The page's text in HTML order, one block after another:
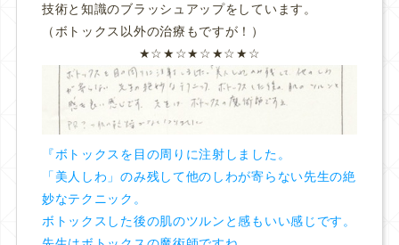
技術と知識のブラッシュアップをしています。
（ボトックス以外の治療もですが！）
★☆★☆★☆★☆★☆
『ボトックスを目の周りに注射しました。
「美人しわ」のみ残して他のしわが寄らない先生の絶
妙なテクニック。
ボトックスした後の肌のツルンと感もいい感じです。